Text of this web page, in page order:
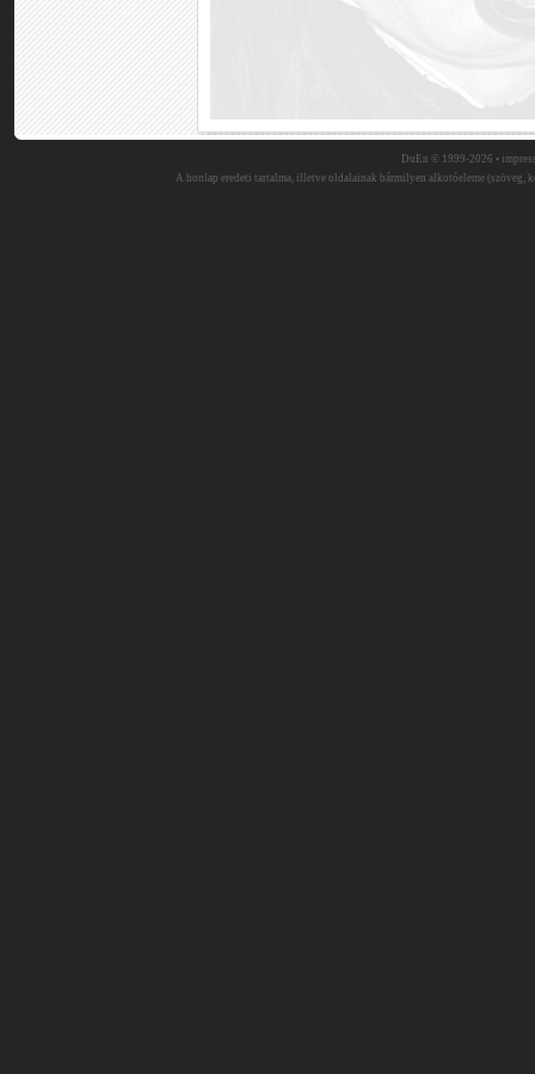
DuEn © 1999-2026 •
A honlap eredeti tartalma, illetve oldalainak bármilyen alkotóeleme (szöveg,